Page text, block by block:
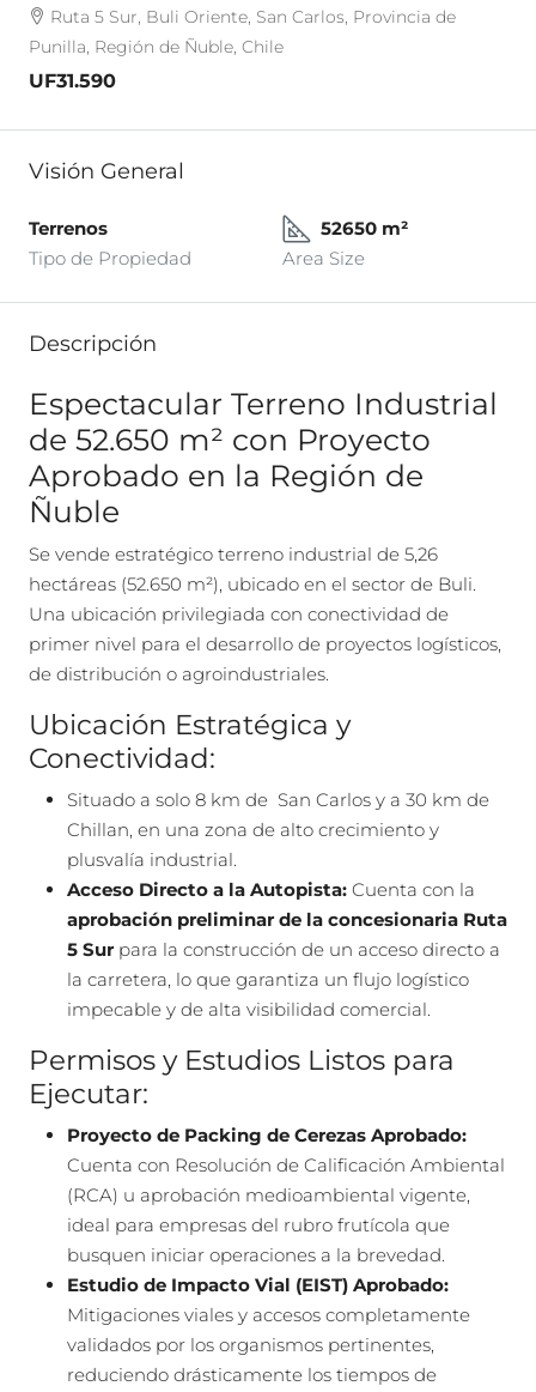
Ruta 5 Sur, Buli Oriente, San Carlos, Provincia de
Punilla, Región de Ñuble, Chile
UF31.590
Visión General
Terrenos
Tipo de Propiedad
52650 m²
Area Size
Descripción
Espectacular Terreno Industrial
de 52.650 m² con Proyecto
Aprobado en la Región de
Ñuble
Se vende estratégico terreno industrial de 5,26
hectáreas (52.650 m²), ubicado en el sector de Buli.
Una ubicación privilegiada con conectividad de
primer nivel para el desarrollo de proyectos logísticos,
de distribución o agroindustriales.
Ubicación Estratégica y
Conectividad:
Situado a solo 8 km de San Carlos y a 30 km de
Chillan, en una zona de alto crecimiento y
plusvalía industrial.
Acceso Directo a la Autopista: Cuenta con la
aprobación preliminar de la concesionaria Ruta
5 Sur para la construcción de un acceso directo a
la carretera, lo que garantiza un flujo logístico
impecable y de alta visibilidad comercial.
Permisos y Estudios Listos para
Ejecutar:
Proyecto de Packing de Cerezas Aprobado:
Cuenta con Resolución de Calificación Ambiental
(RCA) u aprobación medioambiental vigente,
ideal para empresas del rubro frutícola que
busquen iniciar operaciones a la brevedad.
Estudio de Impacto Vial (EIST) Aprobado:
Mitigaciones viales y accesos completamente
validados por los organismos pertinentes,
reduciendo drásticamente los tiempos de